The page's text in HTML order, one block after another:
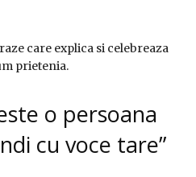
care explica si celebreaza
prietenia.
o persoana
cu voce tare”